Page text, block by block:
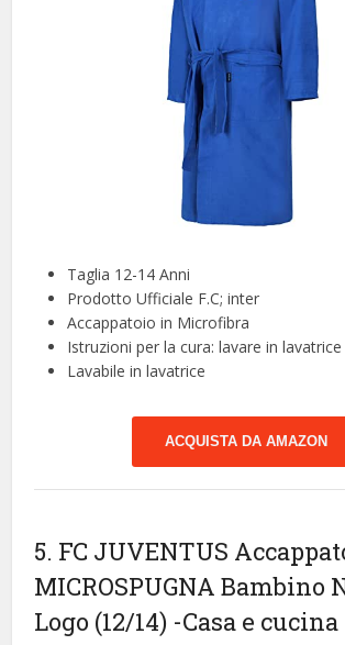
Taglia 12-14 Anni
Prodotto Ufficiale F.C; inter
Accappatoio in Microfibra
Istruzioni per la cura: lavare in lavatrice
Lavabile in lavatrice
ACQUISTA DA AMAZON
5. FC JUVENTUS
MICROSPUGNA Bambino
Logo (12/14) -Casa e cucina